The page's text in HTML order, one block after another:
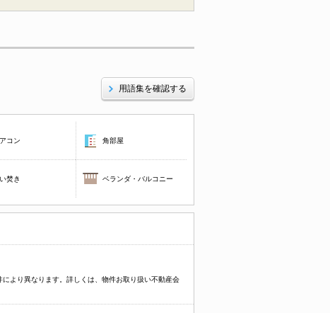
用語集を確認する
コン 角部屋
焚き ベランダ・バルコニー
より異なります。詳しくは、物件お取り扱い不動産会